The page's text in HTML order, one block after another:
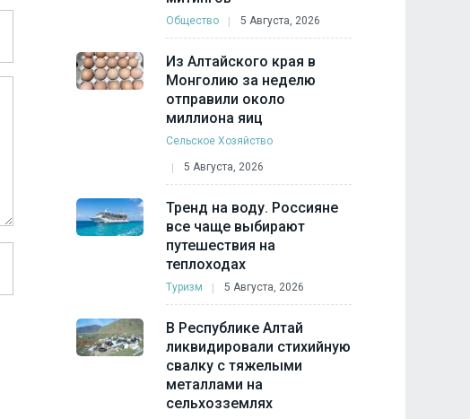
Общество 5 Августа, 2026
Из Алтайского края в
Монголию за неделю
отправили около
миллиона яиц
Сельское Хозяйство
5 Августа, 2026
Тренд на воду. Россияне
все чаще выбирают
путешествия на
теплоходах
Туризм 5 Августа, 2026
В Республике Алтай
ликвидировали стихийную
свалку с тяжелыми
металлами на
сельхозземлях